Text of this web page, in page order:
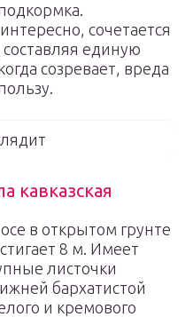
сочетается
единую
созревает, вреда
кавказская
в открытом грунте
8 м. Имеет
листочки
бархатистой
и кремового